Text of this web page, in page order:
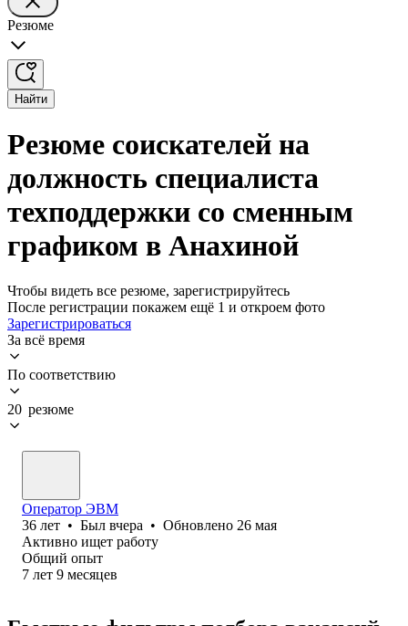
Резюме
Найти
Резюме соискателей на
должность специалиста
техподдержки со сменным
графиком в Анахиной
Чтобы видеть все резюме, зарегистрируйтесь
После регистрации покажем ещё 1 и откроем фото
Зарегистрироваться
За всё время
По соответствию
20 резюме
Оператор ЭВМ
36 лет • Был вчера • Обновлено 26 мая
Активно ищет работу
Общий опыт
7 лет 9 месяцев